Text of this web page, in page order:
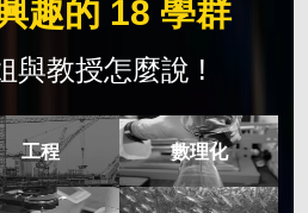
趣的 18 學群
與教授怎麼說 !
工程 數理化